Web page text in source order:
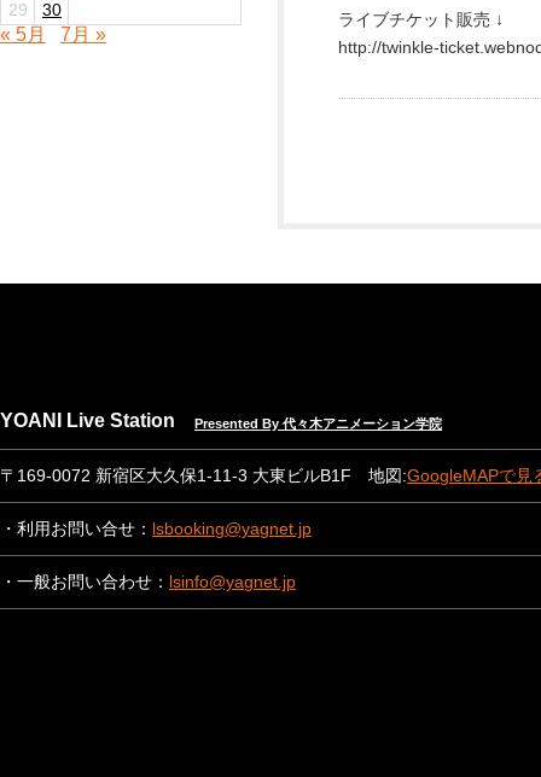
29
30
« 5月 7月 »
ライブチケット販売 ↓
http://twinkle-
YOANI Live Station Presented By 代々木アニメーション学院
〒169-0072 新宿区大久保1-11-3 大東ビルB1F 地図:GoogleMAPで見
・利用お問い合せ： lsbooking@yagnet.jp
・一般お問い合わせ： lsinfo@yagnet.jp